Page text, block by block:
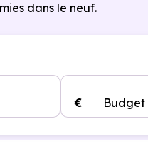
dans le neuf.
Budget
€